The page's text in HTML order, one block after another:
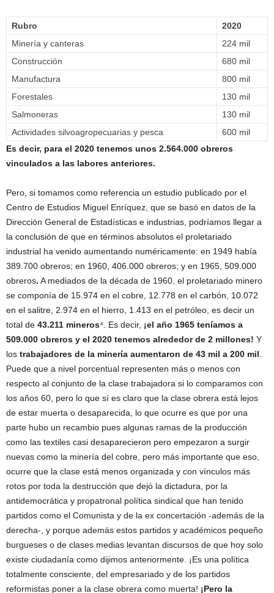
Rubro
2020
Minería y canteras
224 mil
Construcción
680 mil
Manufactura
800 mil
Forestales
130 mil
Salmoneras
130 mil
Actividades silvoagropecuarias y pesca
600 mil
Es decir, para el 2020 tenemos unos 2.564.000 obreros
vinculados a las labores anteriores.
Pero, si tomamos como referencia un estudio publicado por el
Centro de Estudios Miguel Enríquez, que se basó en datos de la
Dirección General de Estadísticas e industrias, podríamos llegar a
la conclusión de que en términos absolutos el proletariado
industrial ha venido aumentando numéricamente: en 1949 había
389.700 obreros; en 1960, 406.000 obreros; y en 1965, 509.000
obreros. A mediados de la década de 1960, el proletariado minero
se componía de 15.974 en el cobre, 12.778 en el carbón, 10.072
en el salitre, 2.974 en el hierro, 1.413 en el petróleo, es decir un
total de 43.211 mineros⁴. Es decir, ¡el año 1965 teníamos a
509.000 obreros y el 2020 tenemos alrededor de 2 millones! Y
los trabajadores de la minería aumentaron de 43 mil a 200 mil
Puede que a nivel porcentual representen más o menos con
respecto al conjunto de la clase trabajadora si lo comparamos con
los años 60, pero lo que sí es claro que la clase obrera está lejos
de estar muerta o desaparecida, lo que ocurre es que por una
parte hubo un recambio pues algunas ramas de la producción
como las textiles casi desaparecieron pero empezaron a surgir
nuevas como la minería del cobre, pero más importante que eso,
ocurre que la clase está menos organizada y con vínculos más
rotos por toda la destrucción que dejó la dictadura, por la
antidemocrática y propatronal política sindical que han tenido
partidos como el Comunista y de la ex concertación -además de la
derecha-, y porque además estos partidos y académicos pequeño
burgueses o de clases medias levantan discursos de que hoy solo
existe ciudadanía como dijimos anteriormente. ¡Es una política
totalmente consciente, del empresariado y de los partidos
reformistas poner a la clase obrera como muerta! ¡Pero la